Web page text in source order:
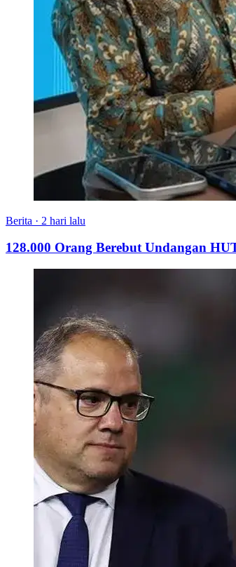
Berita · 2 hari lalu
128.000 Orang Berebut Undangan